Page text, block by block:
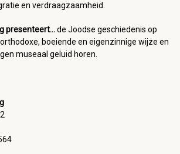
en verdraagzaamheid.
presenteert...de Joodse geschiedenis op
boeiende en eigenzinnige wijze en
museaal geluid horen.